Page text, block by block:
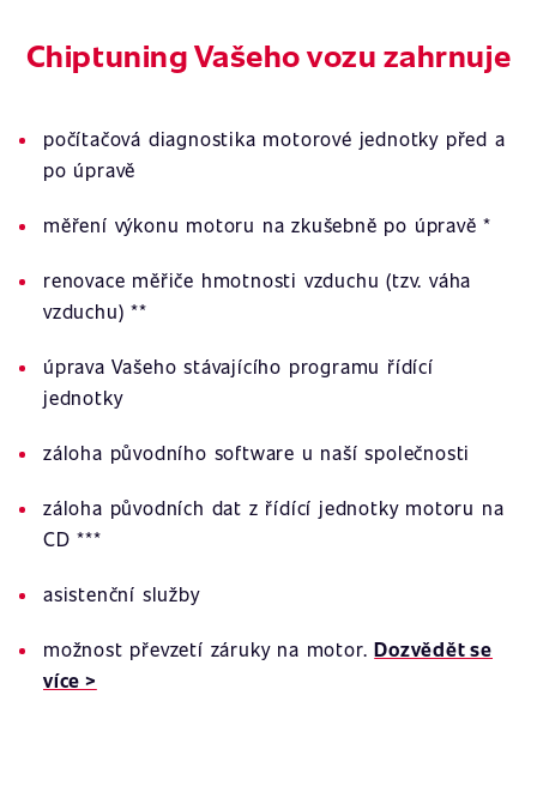
Chiptuning Vašeho vozu zahrnuje
počítačová diagnostika motorové jednotky před a
po úpravě
měření výkonu motoru na zkušebně po úpravě *
renovace měřiče hmotnosti vzduchu (tzv. váha
vzduchu) **
úprava Vašeho stávajícího programu řídící
jednotky
záloha původního software u naší společnosti
záloha původních dat z řídící jednotky motoru na
CD ***
asistenční služby
možnost převzetí záruky na motor.Dozvědět se
více >